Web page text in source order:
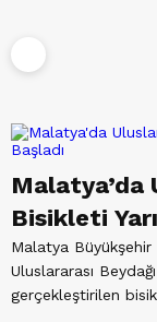
Malatya’da
Bisikleti
Malatya
Uluslararası
gerçekleştirilen